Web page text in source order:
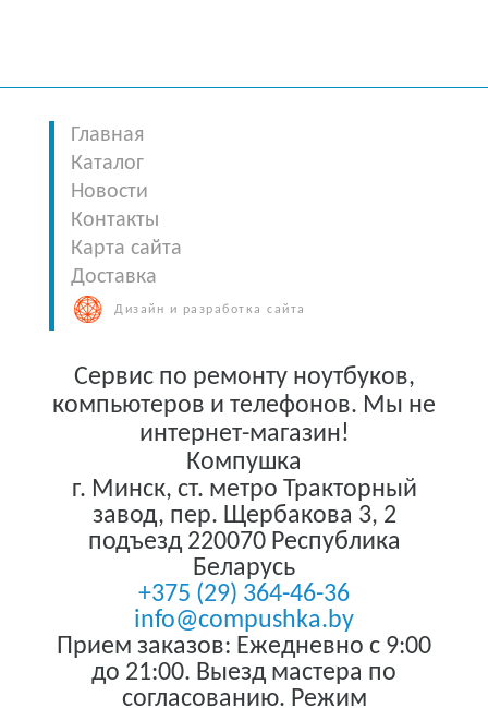
Главная
Каталог
Новости
Контакты
Карта сайта
Доставка
Дизайн и разработка сайта
Сервис по ремонту ноутбуков,
компьютеров и телефонов. Мы не
интернет-магазин!
Компушка
г. Минск, ст. метро Тракторный
завод, пер. Щербакова 3, 2
подъезд 220070 Республика
Беларусь
+375 (29) 364-46-36
info@compushka.by
Прием заказов: Ежедневно с 9:00
до 21:00. Выезд мастера по
согласованию. Режим